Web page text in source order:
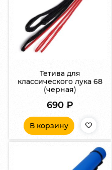
Тетива для
классического лука 68
(черная)
690₽
В корзину